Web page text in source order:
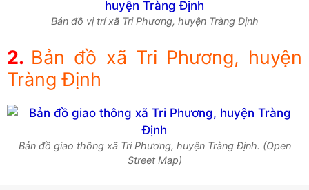
Bản đồ vị trí xã Tri Phương, huyện Tràng Định
Bản đồ xã Tri Phương, huyện
Tràng Định
Bản đồ giao thông xã Tri Phương, huyện Tràng Định. (Open
Street Map)